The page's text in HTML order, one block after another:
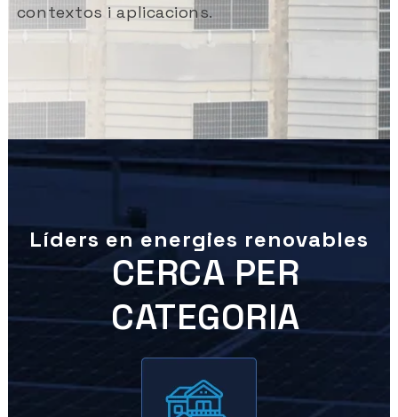
contextos i aplicacions.
Líders en energies renovables
CERCA PER
CATEGORIA